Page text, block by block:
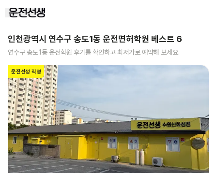
인천광역시 연수구 송도1동 운전면허학원 베스트 6
연수구 송도1동 운전학원 후기를 확인하고 최저가로 예약해 보세요.
운전선생 직영